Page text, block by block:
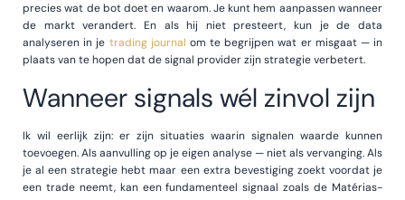
precies wat de bot doet en waarom. Je kunt hem aanpassen wanneer
de markt verandert. En als hij niet presteert, kun je de data
analyseren in je trading journal om te begrijpen wat er misgaat — in
plaats van te hopen dat de signal provider zijn strategie verbetert.
Wanneer signals wél zinvol zijn
Ik wil eerlijk zijn: er zijn situaties waarin signalen waarde kunnen
toevoegen. Als aanvulling op je eigen analyse — niet als vervanging. Als
je al een strategie hebt maar een extra bevestiging zoekt voordat je
een trade neemt, kan een fundamenteel signaal zoals de Matérias-